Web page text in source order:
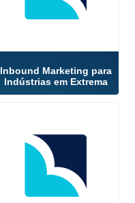
Inbound Marketing para
Indústrias em Extrema